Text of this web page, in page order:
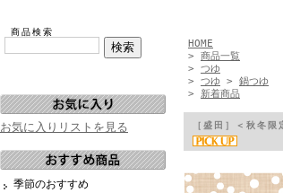
商品検索
お気に入りリストを見る
季節のおすすめ
HOME
> 商品一覧
> つゆ
> つゆ > 鍋つゆ
> 新着商品
［盛田］＜秋冬